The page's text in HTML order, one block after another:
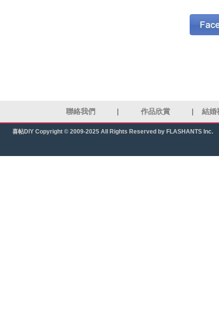
聯絡我們 作品欣賞 結婚
喜帖DIY Copyright © 2009-2025 All Rights Reserved by FLASHANTS Inc.